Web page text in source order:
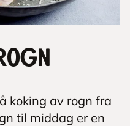
koking av rogn fra
til middag er en